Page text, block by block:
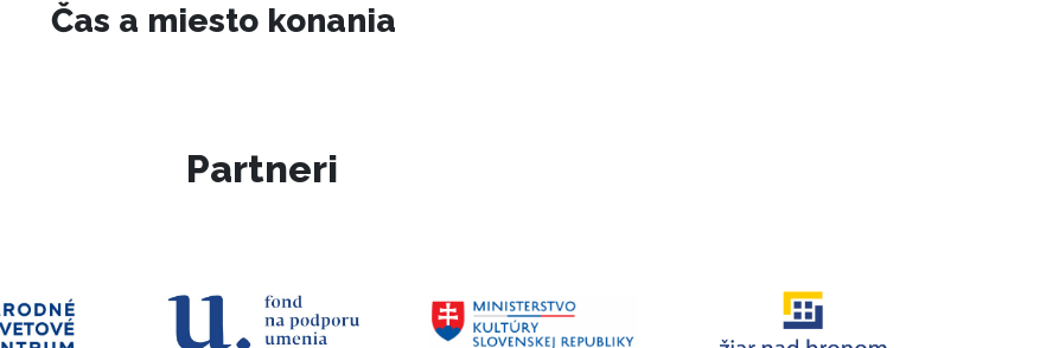
Čas a miesto konania
Partneri